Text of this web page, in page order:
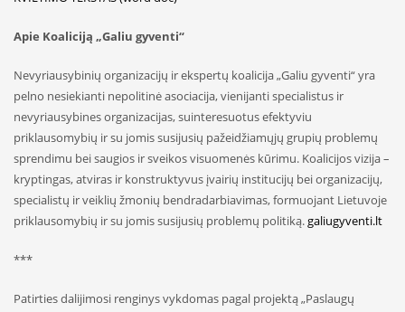
Apie Koaliciją „Galiu gyventi“
Nevyriausybinių organizacijų ir ekspertų koalicija „Galiu gyventi“ yra
pelno nesiekianti nepolitinė asociacija, vienijanti specialistus ir
nevyriausybines organizacijas, suinteresuotus efektyviu
priklausomybių ir su jomis susijusių pažeidžiamųjų grupių problemų
sprendimu bei saugios ir sveikos visuomenės kūrimu. Koalicijos vizija –
kryptingas, atviras ir konstruktyvus įvairių institucijų bei organizacijų,
specialistų ir veiklių žmonių bendradarbiavimas, formuojant Lietuvoje
priklausomybių ir su jomis susijusių problemų politiką.galiugyventi.lt
***
Patirties dalijimosi renginys vykdomas pagal projektą „Paslaugų